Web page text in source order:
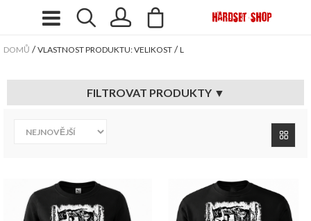
DOMŮ /VLASTNOST PRODUKTU: VELIKOST /L
FILTROVAT PRODUKTY ▼